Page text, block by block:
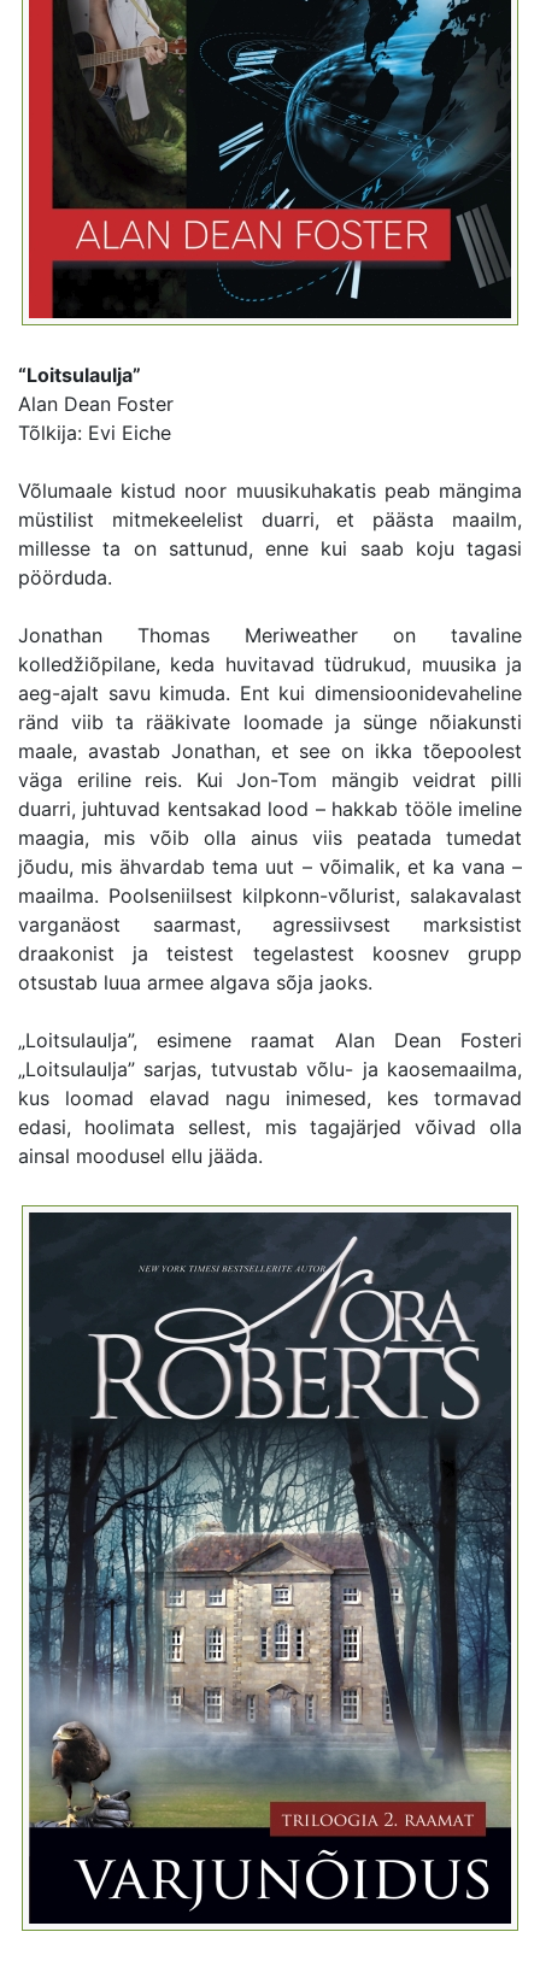
“Loitsulaulja”
Alan Dean Foster
Tõlkija: Evi Eiche
Võlumaale kistud noor muusikuhakatis peab mängima
müstilist mitmekeelelist duarri, et päästa maailm,
millesse ta on sattunud, enne kui saab koju tagasi
pöörduda.
Jonathan Thomas Meriweather on tavaline
kolledžiõpilane, keda huvitavad tüdrukud, muusika ja
aeg-ajalt savu kimuda. Ent kui dimensioonidevaheline
ränd viib ta rääkivate loomade ja sünge nõiakunsti
maale, avastab Jonathan, et see on ikka tõepoolest
väga eriline reis. Kui Jon-Tom mängib veidrat pilli
duarri, juhtuvad kentsakad lood – hakkab tööle imeline
maagia, mis võib olla ainus viis peatada tumedat
jõudu, mis ähvardab tema uut – võimalik, et ka vana –
maailma. Poolseniilsest kilpkonn-võlurist, salakavalast
varganäost saarmast, agressiivsest marksistist
draakonist ja teistest tegelastest koosnev grupp
otsustab luua armee algava sõja jaoks.
„Loitsulaulja”, esimene raamat Alan Dean Fosteri
„Loitsulaulja” sarjas, tutvustab võlu- ja kaosemaailma,
kus loomad elavad nagu inimesed, kes tormavad
edasi, hoolimata sellest, mis tagajärjed võivad olla
ainsal moodusel ellu jääda.